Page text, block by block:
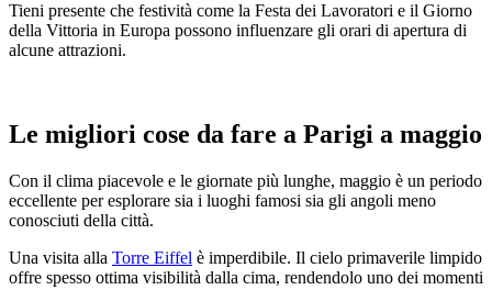
Tieni presente che festività come la Festa dei Lavoratori e il Giorno
della Vittoria in Europa possono influenzare gli orari di apertura di
alcune attrazioni.
Le migliori cose da fare a Parigi a maggio
Con il clima piacevole e le giornate più lunghe, maggio è un periodo
eccellente per esplorare sia i luoghi famosi sia gli angoli meno
conosciuti della città.
Una visita alla Torre Eiffel è imperdibile. Il cielo primaverile limpido
offre spesso ottima visibilità dalla cima, rendendolo uno dei momenti